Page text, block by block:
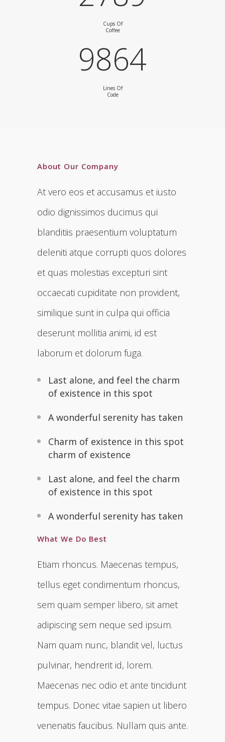
Cups Of
Coffee
9864
Lines Of
Code
About Our Company
At vero eos et accusamus et iusto
odio dignissimos ducimus qui
blanditiis praesentium voluptatum
deleniti atque corrupti quos dolores
et quas molestias excepturi sint
occaecati cupiditate non provident,
similique sunt in culpa qui officia
deserunt mollitia animi, id est
laborum et dolorum fuga.
Last alone, and feel the charm
of existence in this spot
A wonderful serenity has taken
Charm of existence in this spot
charm of existence
Last alone, and feel the charm
of existence in this spot
A wonderful serenity has taken
What We Do Best
Etiam rhoncus. Maecenas tempus,
tellus eget condimentum rhoncus,
sem quam semper libero, sit amet
adipiscing sem neque sed ipsum.
Nam quam nunc, blandit vel, luctus
pulvinar, hendrerit id, lorem.
Maecenas nec odio et ante tincidunt
tempus. Donec vitae sapien ut libero
venenatis faucibus. Nullam quis ante.